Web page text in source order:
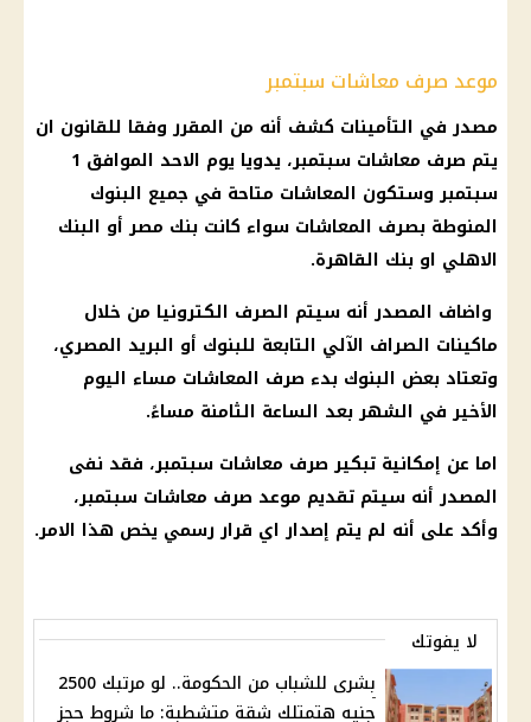
موعد صرف معاشات سبتمبر
مصدر في التأمينات كشف أنه من المقرر وفقا للقانون ان
يتم صرف معاشات سبتمبر، يدويا يوم الاحد الموافق 1
سبتمبر وستكون المعاشات متاحة في جميع البنوك
المنوطة بصرف المعاشات سواء كانت بنك مصر أو البنك
الاهلي او بنك القاهرة.
واضاف المصدر أنه سيتم الصرف الكترونيا من خلال
ماكينات الصراف الآلي التابعة للبنوك أو البريد المصري،
وتعتاد بعض البنوك بدء صرف المعاشات مساء اليوم
الأخير في الشهر بعد الساعة الثامنة مساءً.
اما عن إمكانية تبكير صرف معاشات سبتمبر، فقد نفى
المصدر أنه سيتم تقديم موعد صرف معاشات سبتمبر،
وأكد على أنه لم يتم إصدار اي قرار رسمي يخص هذا الامر.
لا يفوتك
بشرى للشباب من الحكومة.. لو مرتبك 2500
جنيه هتمتلك شقة متشطبة: ما شروط حجز